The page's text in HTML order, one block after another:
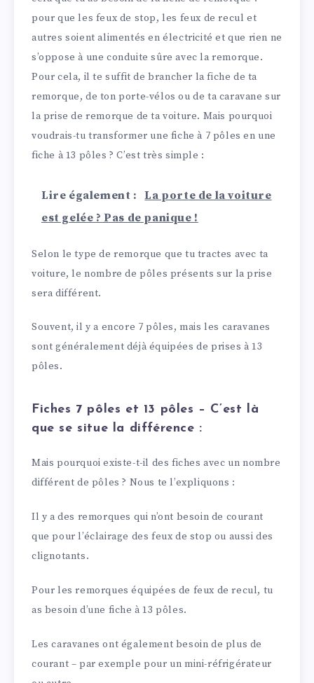
pour que les feux de stop, les feux de recul et
autres soient alimentés en électricité et que rien ne
s’oppose à une conduite sûre avec la remorque.
Pour cela, il te suffit de brancher la fiche de ta
remorque, de ton porte-vélos ou de ta caravane sur
la prise de remorque de ta voiture. Mais pourquoi
voudrais-tu transformer une fiche à 7 pôles en une
fiche à 13 pôles ? C’est très simple :
Lire également :
La porte de la voiture
est gelée ? Pas de panique !
Selon le type de remorque que tu tractes avec ta
voiture, le nombre de pôles présents sur la prise
sera différent.
Souvent, il y a encore 7 pôles, mais les caravanes
sont généralement déjà équipées de prises à 13
pôles.
Fiches 7 pôles et 13 pôles – C’est là
que se situe la différence :
Mais pourquoi existe-t-il des fiches avec un nombre
différent de pôles ? Nous te l’expliquons :
Il y a des remorques qui n’ont besoin de courant
que pour l’éclairage des feux de stop ou aussi des
clignotants.
Pour les remorques équipées de feux de recul, tu
as besoin d’une fiche à 13 pôles.
Les caravanes ont également besoin de plus de
courant – par exemple pour un mini-réfrigérateur